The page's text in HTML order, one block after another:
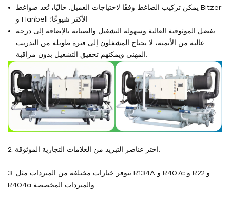
يمكن تركيب الضاغط وفقًا لاحتياجات العميل. حاليًا، تُعد ضواغط Bitzer
و Hanbell الأكثر شيوعًا؛
بفضل الموثوقية العالية وسهولة التشغيل والصيانة بالإضافة إلى درجة
عالية من الأتمتة، لا يحتاج المشغلون إلى فترة طويلة من التدريب
3. تتوفر خيارات مختلفة من المبردات مثل R134A و R407c و R22 و